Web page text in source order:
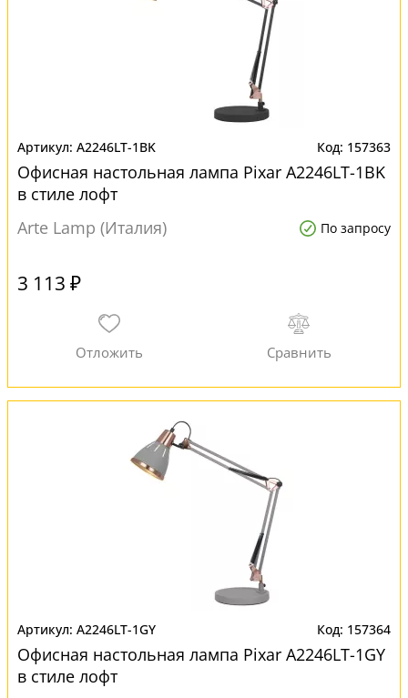
A2246LT-1BK 157363
Офисная настольная лампа Pixar A2246LT-1BK
в стиле лофт
Arte Lamp (Италия)
По запросу
3 113 ₽
A2246LT-1GY 157364
Офисная настольная лампа Pixar A2246LT-1GY
в стиле лофт